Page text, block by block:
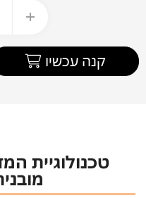
קנה עכשיו
טכנולוגיית